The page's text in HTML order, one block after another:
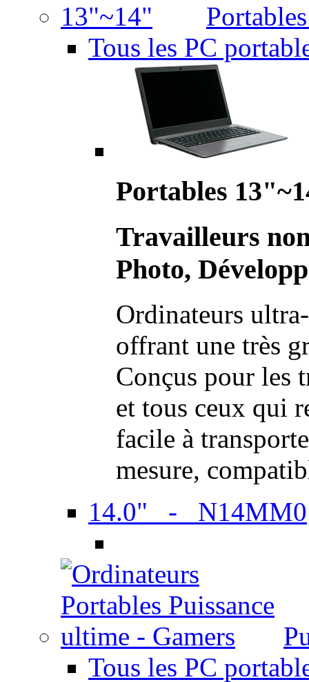
Tous les PC
Portables
Travailleurs
Photo,
Ordinateurs
offrant une très
Conçus pour les
et tous ceux qui
facile à
mesure,
14.0" - N14MM0
Tous les PC